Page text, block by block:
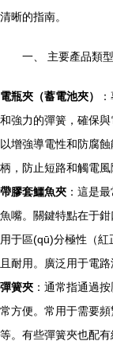
清晰的指南。
一、 主要產品類
電瓶夾（蓄電池夾）
和強力的彈簧，確保
以增強導電性和防腐
柄，防止短路和觸電風
帶膠套鱷魚夾 ：這是
魚嘴。關鍵特點在于
用于區(qū)分極性（
且耐用。廣泛用于電
彈簧夾 ：通常指通過
常方便。常用于需要
等。有些彈簧夾也配有